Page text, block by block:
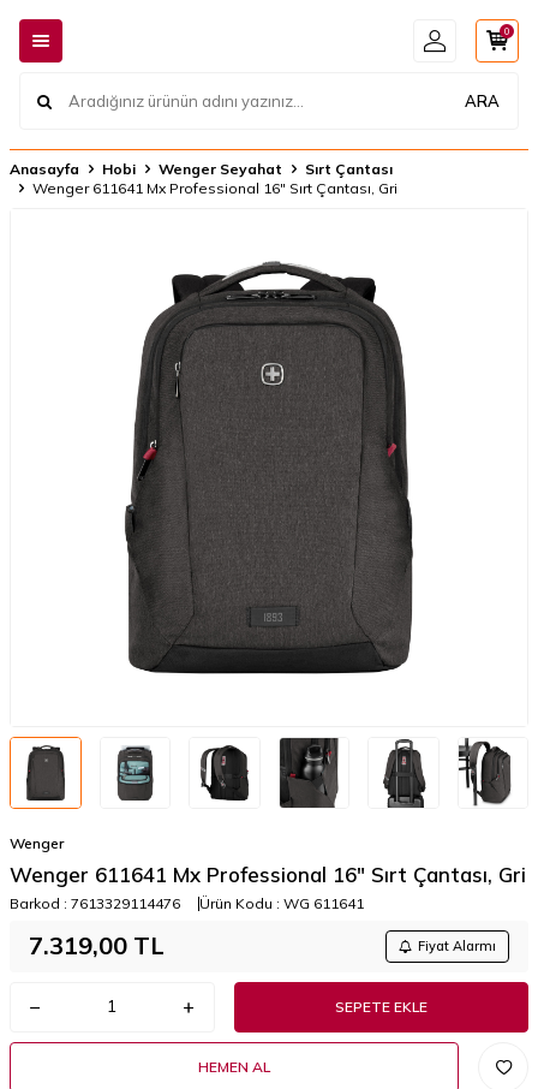
ARA
0
Anasayfa Hobi Wenger Seyahat
Sırt Çantası
Wenger 611641 Mx Professional 16" Sırt Çantası, Gri
Wenger
Wenger 611641 Mx Professional 16" Sırt Çantası, Gri
Barkod : 7613329114476 Ürün Kodu : WG 611641
7.319,00 TL Fiyat Alarmı
SEPETE EKLE
HEMEN AL